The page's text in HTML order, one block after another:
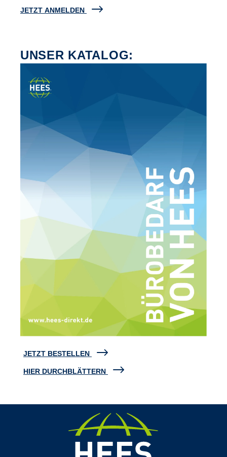
JETZT ANMELDEN
UNSER KATALOG:
JETZT BESTELLEN
HIER DURCHBLÄTTERN